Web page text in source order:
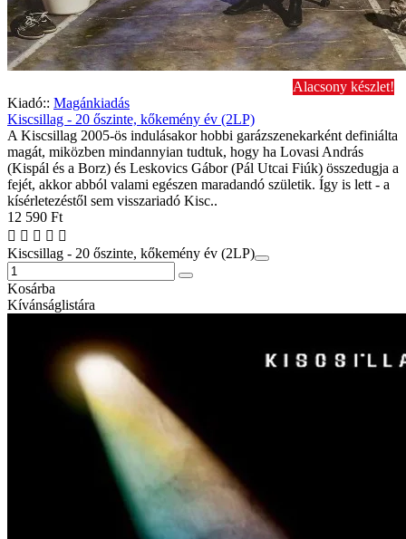
Alacsony készlet!
Kiadó:: Magánkiadás
Kiscsillag - 20 őszinte, kőkemény év (2LP)
A Kiscsillag 2005-ös indulásakor hobbi garázszenekarként definiálta
magát, miközben mindannyian tudtuk, hogy ha Lovasi András
(Kispál és a Borz) és Leskovics Gábor (Pál Utcai Fiúk) összedugja a
fejét, akkor abból valami egészen maradandó születik. Így is lett - a
kísérletezéstől sem visszariadó Kisc..
12 590 Ft
Kiscsillag - 20 őszinte, kőkemény év (2LP)
Kosárba
Kívánságlistára